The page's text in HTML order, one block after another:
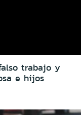
trabajo y
e hijos